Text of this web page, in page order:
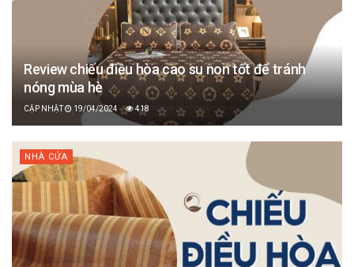
Review chiếu điều hòa cao su non tốt để tránh
nóng mùa hè
19/04/2024 418
NHÀ CỬA